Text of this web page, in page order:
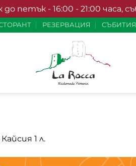
петък - 16:00 - 21:00 часа,
РЕЗЕРВАЦИЯ СЪБИТИЯ
1 л.